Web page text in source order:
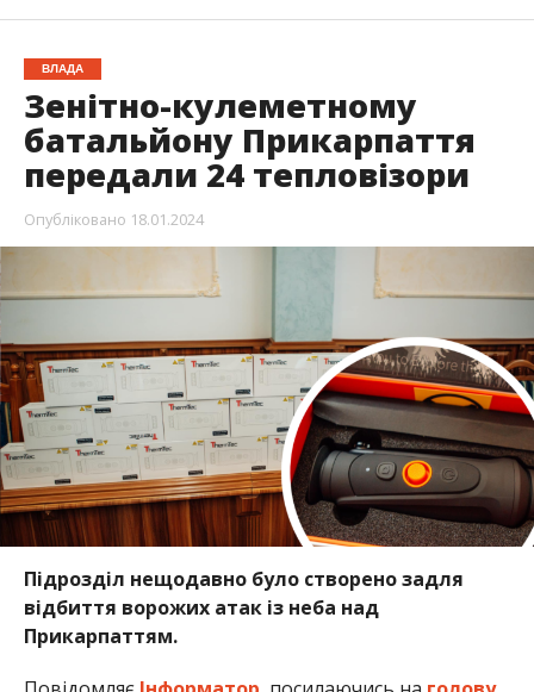
ВЛАДА
Зенітно-кулеметному
батальйону Прикарпаття
передали 24 тепловізори
Опубліковано 18.01.2024
Підрозділ нещодавно було створено задля
відбиття ворожих атак із неба над
Прикарпаттям.